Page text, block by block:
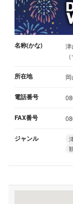
名称(かな)
津
所在地
電話番号
FAX番号
ジャンル